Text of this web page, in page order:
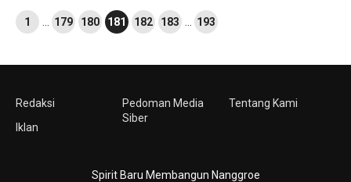
1 179 180 181 182 183 193
Redaksi
Iklan
Pedoman Media
Siber
Tentang Kami
Spirit Baru Membangun Nanggroe